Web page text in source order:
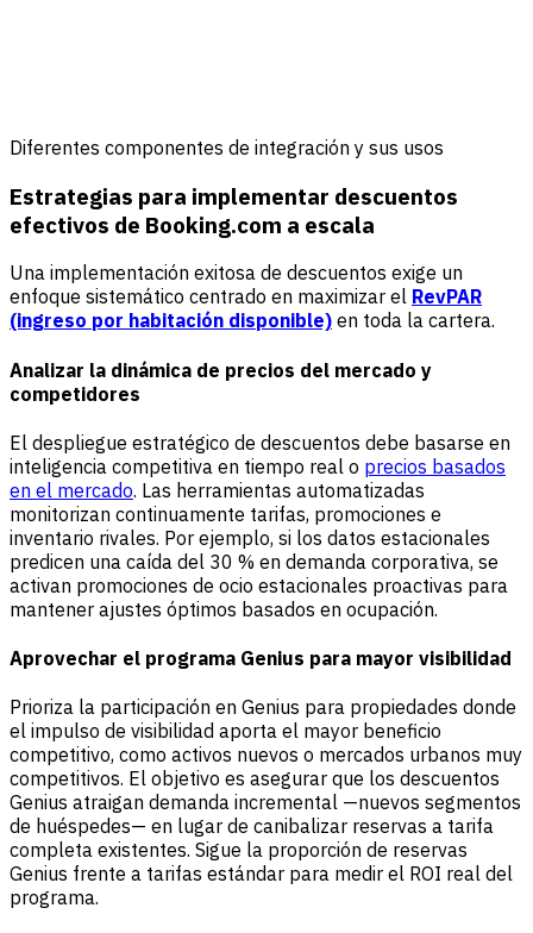
Diferentes componentes de integración y sus usos
Estrategias para implementar descuentos
efectivos de Booking.com a escala
Una implementación exitosa de descuentos exige un
enfoque sistemático centrado en maximizar el RevPAR
(ingreso por habitación disponible) en toda la cartera.
Analizar la dinámica de precios del mercado y
competidores
El despliegue estratégico de descuentos debe basarse en
inteligencia competitiva en tiempo real o precios basados
en el mercado. Las herramientas automatizadas
monitorizan continuamente tarifas, promociones e
inventario rivales. Por ejemplo, si los datos estacionales
predicen una caída del 30 % en demanda corporativa, se
activan promociones de ocio estacionales proactivas para
mantener ajustes óptimos basados en ocupación.
Aprovechar el programa Genius para mayor visibilidad
Prioriza la participación en Genius para propiedades donde
el impulso de visibilidad aporta el mayor beneficio
competitivo, como activos nuevos o mercados urbanos muy
competitivos. El objetivo es asegurar que los descuentos
Genius atraigan demanda incremental —nuevos segmentos
de huéspedes— en lugar de canibalizar reservas a tarifa
completa existentes. Sigue la proporción de reservas
Genius frente a tarifas estándar para medir el ROI real del
programa.